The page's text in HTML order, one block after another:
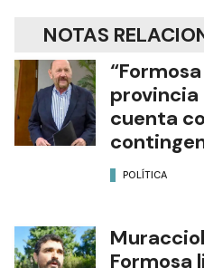
NOTAS
provincia
cuenta
POLÍTICA
Formosa